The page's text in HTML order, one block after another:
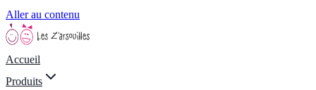
Aller au contenu
Accueil
Produits